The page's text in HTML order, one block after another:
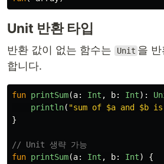
Unit 반환 타입
반환 값이 없는 함수는 Unit 을
합니다.
fun printSum(a: Int , b: Int):
println( "sum of $a and $b
}
// Unit 생략 가능
fun printSum(a: Int , b: Int)
{